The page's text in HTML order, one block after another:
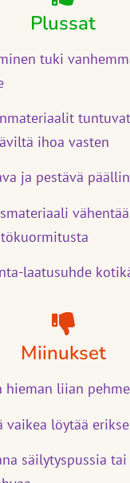
Plussat
tuki
tuntuvat
ihoa vasten
ja pestävä
vähentää
laatusuhde
Miinukset
hieman liian
vaikea löytää
säilytyspussia tai